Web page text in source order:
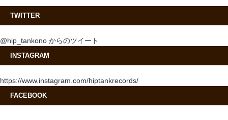
TWITTER
@hip_tankono からのツイート
INSTAGRAM
https://www.instagram.com/hiptankrecords/
FACEBOOK